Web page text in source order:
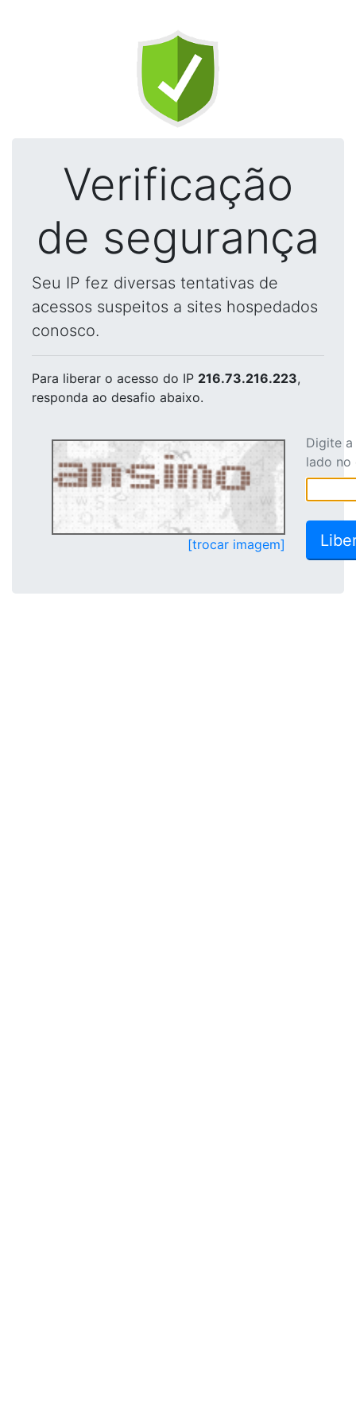
Verificação
de segurança
Seu IP fez diversas tentativas de
acessos suspeitos a sites hospedados
conosco.
Para liberar o acesso do IP 216.73.216.223,
responda ao desafio abaixo.
[trocar imagem]
Digite
lado no